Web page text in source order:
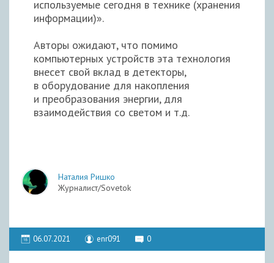
используемые сегодня в технике (хранения
информации)».
Авторы ожидают, что помимо
компьютерных устройств эта технология
внесет свой вклад в детекторы,
в оборудование для накопления
и преобразования энергии, для
взаимодействия со светом и т.д.
Наталия Ришко
Журналист/Sovetok
06.07.2021 enr091 0